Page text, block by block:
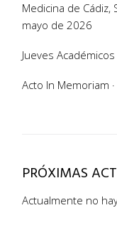
Medicina de Cádiz,
mayo de 2026
Jueves
Acto In Memoriam
PRÓXIMAS
Actualmente no